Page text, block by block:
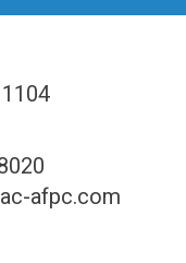
afpc.com